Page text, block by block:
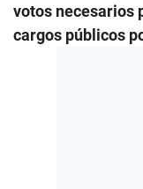
votos necesarios
cargos públicos